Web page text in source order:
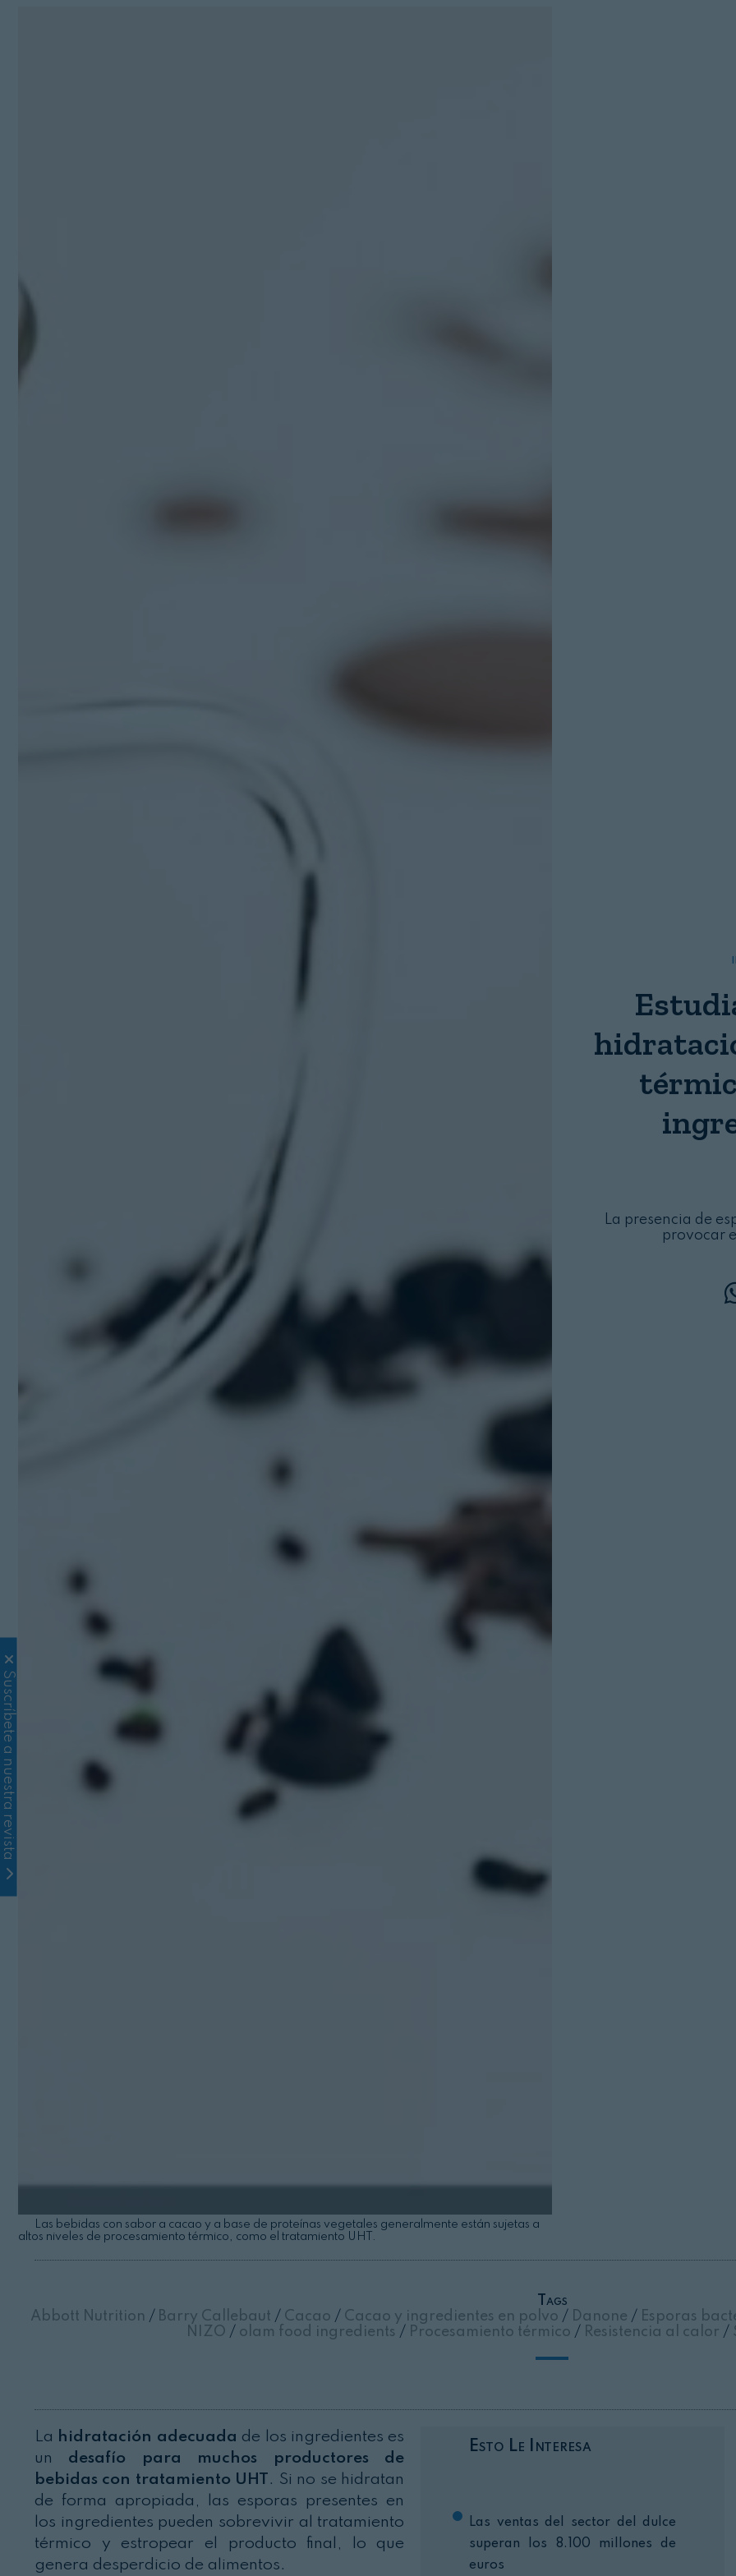
Las bebidas con sabor a cacao y a base de proteínas vegetales generalmente están sujetas a
altos niveles de procesamiento térmico, como el tratamiento UHT.
La presencia de
provocar
Tags
Abbott Nutrition / Barry Callebaut / Cacao / Cacao y ingredientes en polvo / Danone / Esporas
NIZO / olam food ingredients / Procesamiento térmico / Resistencia al calor /
Esto Le Interesa
Las ventas del sector del dulce
superan los 8.100 millones de
euros
La hidratación adecuada de los ingredientes es
un desafío para muchos productores de
bebidas con tratamiento UHT . Si no se hidratan
de forma apropiada, las esporas presentes en
los ingredientes pueden sobrevivir al tratamiento
térmico y estropear el producto final, lo que
genera desperdicio de alimentos.
Suscríbete a nuestra revista